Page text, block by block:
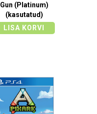
Gun (Platinum)
(kasutatud)
LISA KORVI